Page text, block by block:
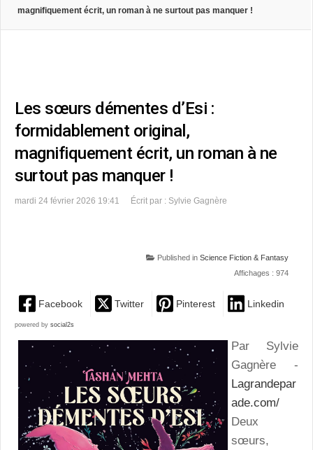
magnifiquement écrit, un roman à ne surtout pas manquer !
Les sœurs démentes d’Esi :
formidablement original,
magnifiquement écrit, un roman à ne
surtout pas manquer !
mardi 24 février 2026 19:41 Écrit par : Sylvie Gagnère
Published in Science Fiction & Fantasy
Affichages : 974
Facebook Twitter Pinterest Linkedin
powered by social2s
Par Sylvie
Gagnère -
Lagrandepar
ade.com/
Deux
sœurs,